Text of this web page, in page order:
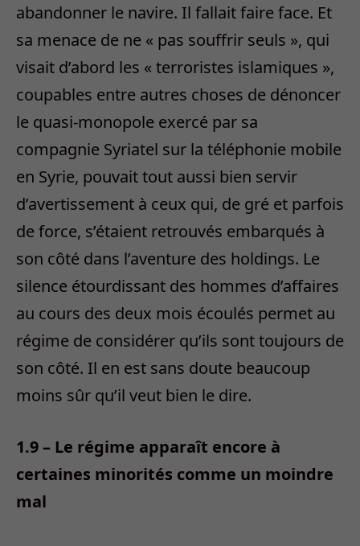
abandonner le navire. Il fallait faire face. Et
sa menace de ne « pas souffrir seuls », qui
visait d’abord les « terroristes islamiques »,
coupables entre autres choses de dénoncer
le quasi-monopole exercé par sa
compagnie Syriatel sur la téléphonie mobile
en Syrie, pouvait tout aussi bien servir
d’avertissement à ceux qui, de gré et parfois
de force, s’étaient retrouvés embarqués à
son côté dans l’aventure des holdings. Le
silence étourdissant des hommes d’affaires
au cours des deux mois écoulés permet au
régime de considérer qu’ils sont toujours de
son côté. Il en est sans doute beaucoup
moins sûr qu’il veut bien le dire.
1.9 – Le régime apparaît encore à
certaines minorités comme un moindre
mal